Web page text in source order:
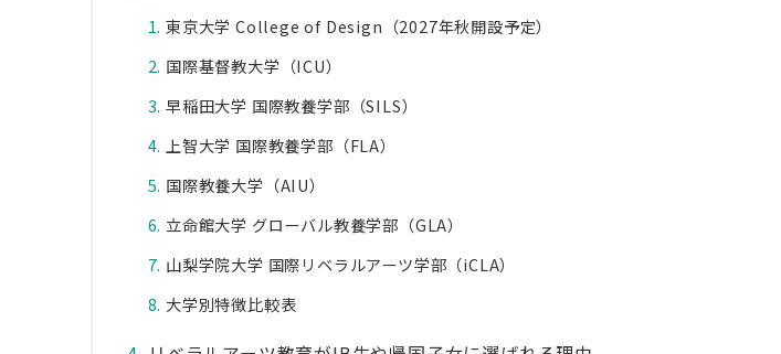
東京大学 College of Design（2027年秋開設予定）
国際基督教大学（ICU）
早稲田大学 国際教養学部（SILS）
上智大学 国際教養学部（FLA）
国際教養大学（AIU）
立命館大学 グローバル教養学部（GLA）
山梨学院大学 国際リベラルアーツ学部（iCLA）
大学別特徴比較表